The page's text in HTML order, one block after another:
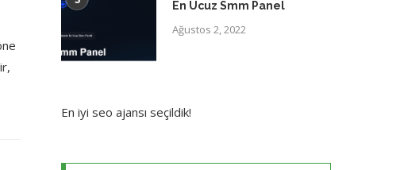
En Ucuz Smm Panel
Ağustos 2, 2022
En iyi seo ajansı seçildik!